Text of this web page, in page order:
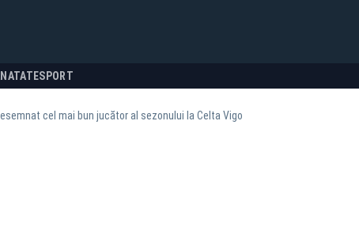
SPORT
cel mai bun jucător al sezonului la Celta Vigo